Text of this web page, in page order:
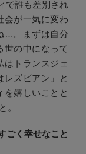
で誰も差別され
会が一気に変わ
…。まずは自分
世の中になって
はトランスジェ
レズビアン」と
を嬉しいことと
。
ごく幸せなこと